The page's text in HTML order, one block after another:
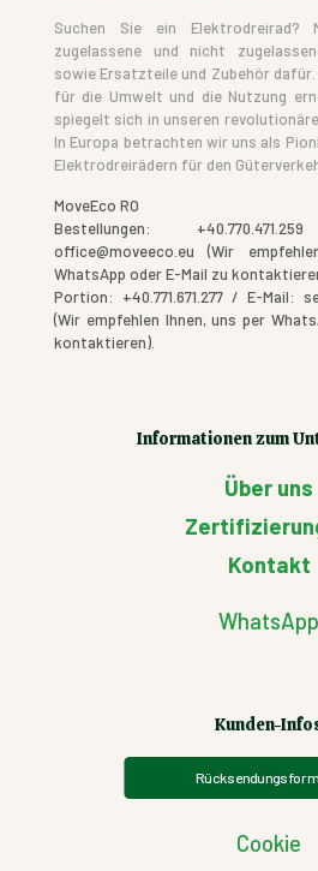
Suchen Sie ein Elektrodreirad?
zugelassene und nicht
sowie Ersatzteile und Zubehör dafür.
für die Umwelt und die Nutzung
spiegelt sich in unseren
In Europa betrachten wir uns als
Elektrodreirädern für den
MoveEco RO
Bestellungen:
office@moveeco.eu (Wir
WhatsApp oder E-Mail zu
Portion: +40.771.671.277 / E-Mail:
(Wir empfehlen Ihnen, uns per
kontaktieren).
Informationen zum
Über uns
Kontakt
WhatsApp
Kunden-
Cookie